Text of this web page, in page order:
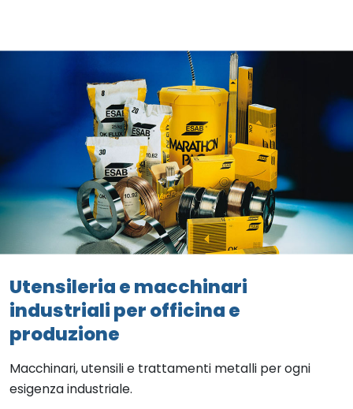
Utensileria e macchinari
industriali per officina e
produzione
Macchinari, utensili e trattamenti metalli per ogni
esigenza industriale.